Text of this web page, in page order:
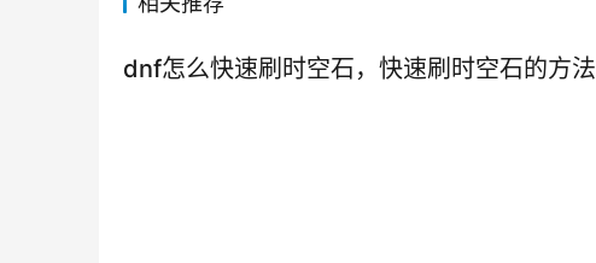
dnf怎么快速刷时空石，快速刷时空石的方法